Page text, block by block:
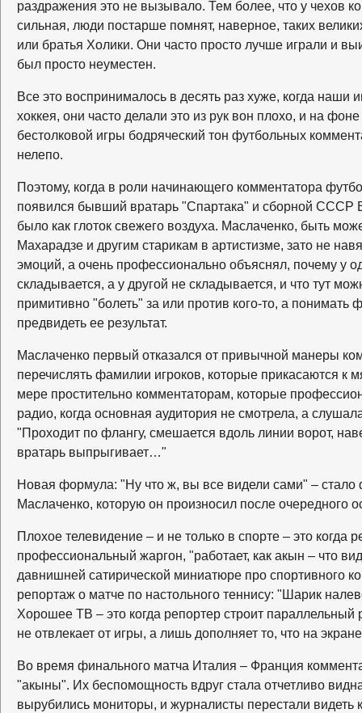
раздражения это не вызывало. Тем более, что у чехов
сильная, люди постарше помнят, наверное, таких
или братья Холики. Они часто просто лучше играли и
был просто неуместен.
Все это воспринималось в десять раз хуже, когда наши
хоккея, они часто делали это из рук вон плохо, и на
бестолковой игры бодряческий тон футбольных
нелепо.
Поэтому, когда в роли начинающего комментатора
появился бывший вратарь "Спартака" и сборной СССР
было как глоток свежего воздуха. Маслаченко, быть
Махарадзе и другим старикам в артистизме, зато не
эмоций, а очень профессионально объяснял, почему у
складывается, а у другой не складывается, и что тут
примитивно "болеть" за или против кого-то, а понимать
предвидеть ее результат.
Маслаченко первый отказался от привычной манеры
перечислять фамилии игроков, которые прикасаются к
мере простительно комментаторам, которые
радио, когда основная аудитория не смотрела, а
"Проходит по флангу, смешается вдоль линии ворот,
вратарь выпрыгивает…"
Новая формула: "Ну что ж, вы все видели сами" –
Маслаченко, которую он произносил после очередного
Плохое телевидение – и не только в спорте – это когда
профессиональный жаргон, "работает, как акын – что
давнишней сатирической миниатюре про спортивного
репортаж о матче по настольного теннису: "Шарик
Хорошее ТВ – это когда репортер строит параллельный
не отвлекает от игры, а лишь дополняет то, что на
Во время финального матча Италия – Франция
"акыны". Их беспомощность вдруг стала отчетливо
вырубились мониторы, и журналисты перестали видеть